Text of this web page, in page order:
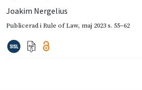
Joakim Nergelius
Publicerad iRule of Law, maj 2023s. 55–62